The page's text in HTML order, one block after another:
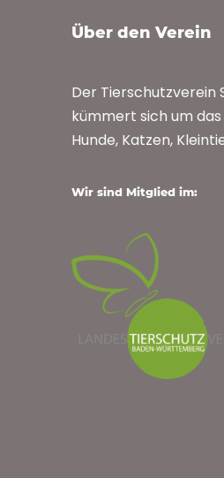
Über den Verein
Der Tierschutzverein
kümmert sich um
Hunde, Katzen,
Wir sind Mitglied im: